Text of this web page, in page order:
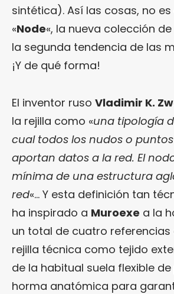
sintética). Así las cosas, no
«Node«, la nueva colección de
la segunda tendencia de las
¡Y de qué forma!
El inventor ruso Vladimir K.
la rejilla como «una tipología
cual todos los nudos o
aportan datos a la red. El
mínima de una estructura
red«… Y esta definición tan
ha inspirado a Muroexe a la
un total de cuatro referencias
rejilla técnica como tejido
de la habitual suela flexible
horma anatómica para